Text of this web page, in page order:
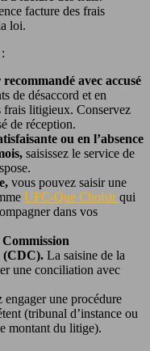
facture des frais
loi.
avec accusé
de désaccord et en
frais litigieux. Conservez
de réception.
ou en l’absence
saisissez le service de
vous pouvez saisir une
UFC-Que Choisirqui
dans vos
(CDC). La saisine de la
une conciliation avec
engager une procédure
(tribunal d’instance ou
montant du litige).